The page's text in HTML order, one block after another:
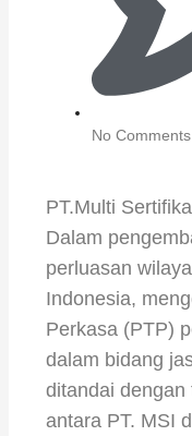
No Comments
PT.Multi
Dalam
perluasan
Indonesia,
Perkasa (PTP)
dalam bidang
ditandai dengan
antara PT. MSI